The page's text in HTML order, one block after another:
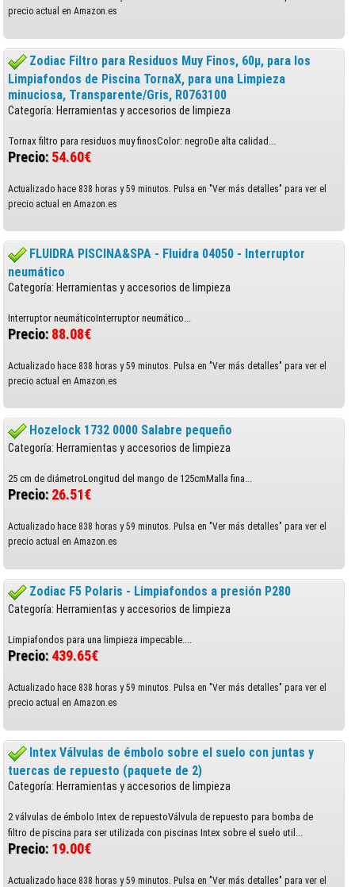
precio actual en Amazon.es
Zodiac Filtro para Residuos Muy Finos, 60µ, para los
Limpiafondos de Piscina TornaX, para una Limpieza
minuciosa, Transparente/Gris, R0763100
Categoría: Herramientas y accesorios de limpieza
Tornax filtro para residuos muy finosColor: negroDe alta calidad...
Precio: 54.60€
Actualizado hace 838 horas y 59 minutos. Pulsa en "Ver más detalles" para ver el
precio actual en Amazon.es
FLUIDRA PISCINA&SPA - Fluidra 04050 - Interruptor
neumático
Categoría: Herramientas y accesorios de limpieza
Interruptor neumáticoInterruptor neumático...
Precio: 88.08€
Actualizado hace 838 horas y 59 minutos. Pulsa en "Ver más detalles" para ver el
precio actual en Amazon.es
Hozelock 1732 0000 Salabre pequeño
Categoría: Herramientas y accesorios de limpieza
25 cm de diámetroLongitud del mango de 125cmMalla fina...
Precio: 26.51€
Actualizado hace 838 horas y 59 minutos. Pulsa en "Ver más detalles" para ver el
precio actual en Amazon.es
Zodiac F5 Polaris - Limpiafondos a presión P280
Categoría: Herramientas y accesorios de limpieza
Limpiafondos para una limpieza impecable....
Precio: 439.65€
Actualizado hace 838 horas y 59 minutos. Pulsa en "Ver más detalles" para ver el
precio actual en Amazon.es
Intex Válvulas de émbolo sobre el suelo con juntas y
tuercas de repuesto (paquete de 2)
Categoría: Herramientas y accesorios de limpieza
2 válvulas de émbolo Intex de repuestoVálvula de repuesto para bomba de
filtro de piscina para ser utilizada con piscinas Intex sobre el suelo util...
Precio: 19.00€
Actualizado hace 838 horas y 59 minutos. Pulsa en "Ver más detalles" para ver el